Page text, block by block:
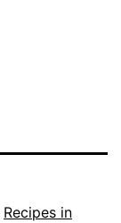
Recipes in